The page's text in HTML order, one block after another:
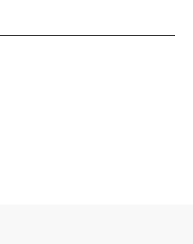
イエロー/ホワイト